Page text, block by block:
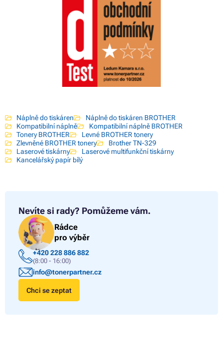
Náplně do tiskáren
Náplně do tiskáren BROTHER
Kompatibilní náplně
Kompatibilní náplně BROTHER
Tonery BROTHER
Levné BROTHER tonery
Zlevněné BROTHER tonery
Brother TN-329
Laserové tiskárny
Laserové multifunkční tiskárny
Kancelářský papír bílý
Nevíte si rady? Pomůžeme vám.
Rádce
pro výběr
+420 228 886 882
(8:00 - 16:00)
info@tonerpartner.cz
Chci se zeptat